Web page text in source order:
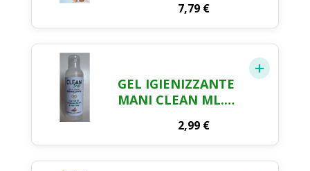
7,79 €
GEL IGIENIZZANTE
MANI CLEAN ML.
2,99 €